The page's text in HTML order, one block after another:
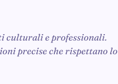
culturali e professionali.
precise che rispettano lo